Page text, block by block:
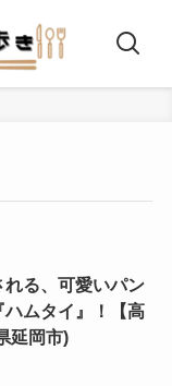
る、可愛いパン
ハムタイ』！【高
延岡市)